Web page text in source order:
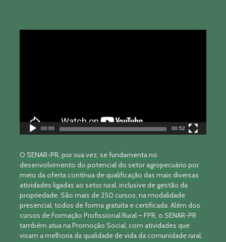
00:00 00:52
O SENAR-PR, por sua vez, se fundamenta no
desenvolvimento do potencial do setor agropecuário por
meio da oferta contínua de qualificação das mais diversas
atividades ligadas ao setor rural, inclusive de gestão da
propriedade. São mais de 250 cursos, na modalidade
presencial, todos de forma gratuita e certificada. Além dos
cursos de Formação Profissional Rural – FPR, o SENAR-PR
também atua na Promoção Social, com atividades que
visam a melhoria da qualidade de vida da comunidade rural.